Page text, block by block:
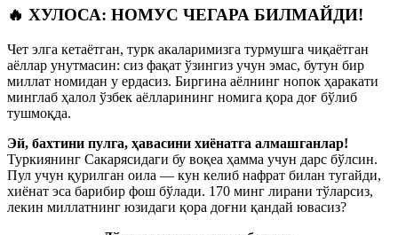
🔥 ХУЛОСА: НОМУС ЧЕГАРА БИЛМАЙДИ!
Чет элга кетаётган, турк акаларимизга турмушга чиқаётган
аёллар унутмасин: сиз фақат ўзингиз учун эмас, бутун бир
миллат номидан у ердасиз. Биргина аёлнинг нопок ҳаракати
минглаб ҳалол ўзбек аёлларининг номига қора доғ бўлиб
тушмоқда.
Эй, бахтини пулга, ҳавасини хиёнатга алмашганлар!
Туркиянинг Сакарясидаги бу воқеа ҳамма учун дарс бўлсин.
Пул учун қурилган оила — кун келиб нафрат билан тугайди,
хиёнат эса барибир фош бўлади. 170 минг лирани тўларсиз,
лекин миллатнинг юзидаги қора доғни қандай ювасиз?